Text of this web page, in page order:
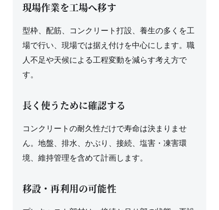
現場作業を工場へ移す
型枠、配筋、コンクリート打設、養生の多くを工
場で行い、現場では据え付けを中心にします。職
人不足や天候による工程変動を減らす考え方で
す。
長く使うために確認する
コンクリートの耐久性だけで寿命は決まりませ
ん。地盤、排水、かぶり、接続、塩害・凍害環
境、維持管理を含めて計画します。
移設・再利用の可能性